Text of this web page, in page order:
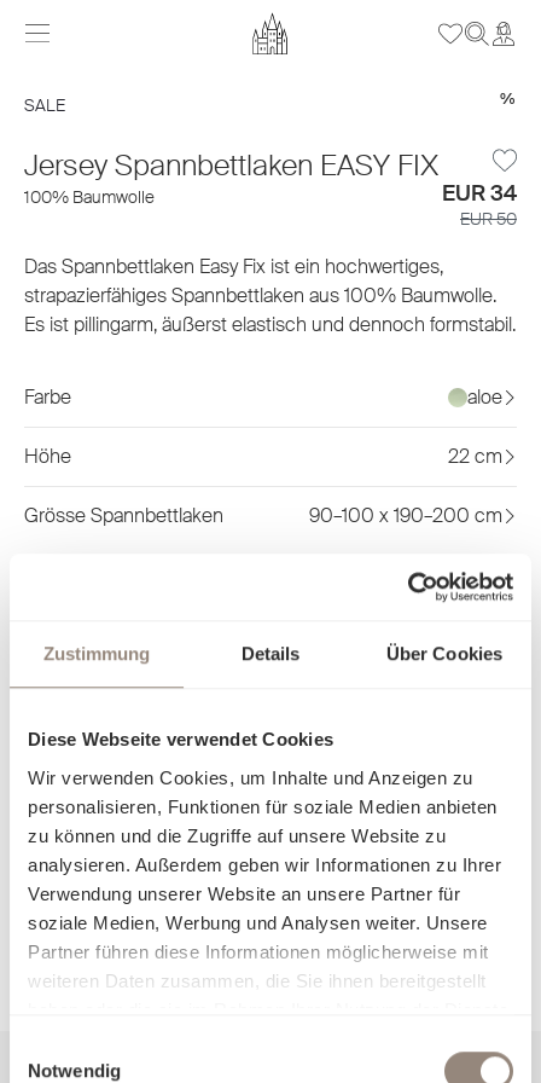
Zustimmung Details Über Cookies
Diese Webseite verwendet Cookies
Wir verwenden Cookies, um Inhalte und Anzeigen zu
personalisieren, Funktionen für soziale Medien anbieten
zu können und die Zugriffe auf unsere Website zu
analysieren. Außerdem geben wir Informationen zu Ihrer
Verwendung unserer Website an unsere Partner für
soziale Medien, Werbung und Analysen weiter. Unsere
Partner führen diese Informationen möglicherweise mit
weiteren Daten zusammen, die Sie ihnen bereitgestellt
Notwendig
%
SALE
Jersey Spannbettlaken EASY FIX
100% Baumwolle EUR 34
EUR 50
Das Spannbettlaken Easy Fix ist ein hochwertiges,
strapazierfähiges Spannbettlaken aus 100% Baumwolle.
Es ist pillingarm, äußerst elastisch und dennoch formstabil.
Farbe aloe
Höhe 22 cm
Grösse Spannbettlaken 90–100 x 190–200 cm
In den Warenkorb
Preise inkl. MwSt. zzgl. Versandkosten. Gratisversand ab CHF/€
Mehr Produktinformationen